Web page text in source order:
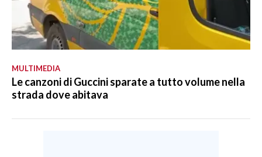
MULTIMEDIA
Le canzoni di Guccini sparate a tutto volume nella
strada dove abitava